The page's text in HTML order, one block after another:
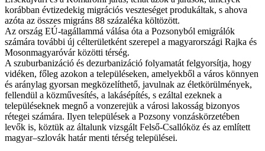
korábban évtizedekig migrációs veszteséget produkáltak, s ahova
azóta az összes migráns 88 százaléka költözött.
Az ország EÚ-tagállammá válása óta a Pozsonyból emigrálók
számára további új célterületként szerepel a magyarországi Rajka és
Mosonmagyaróvár közötti térség.
A szuburbanizáció és dezurbanizáció folyamatát felgyorsítja, hogy
vidéken, főleg azokon a településeken, amelyekből a város könnyen
és aránylag gyorsan megközelíthető, javulnak az életkörülmények,
fellendül a közművesítés, a lakásépítés, s ezáltal ezeknek a
településeknek megnő a vonzerejük a városi lakosság bizonyos
rétegei számára. Ilyen települések a Pozsony vonzáskörzetében
levők is, köztük az általunk vizsgált Felső-Csallóköz és az említett
magyar–szlovák határ menti térség települései.